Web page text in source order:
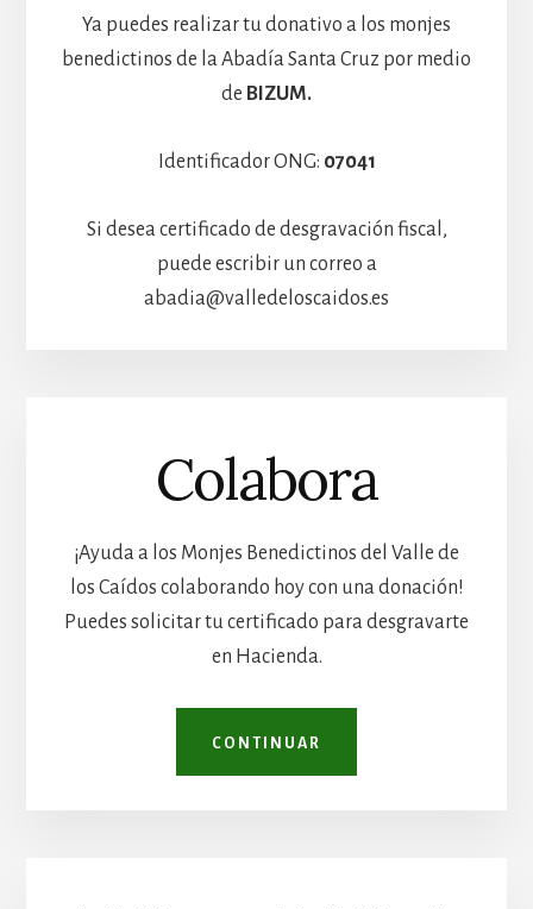
Ya puedes realizar tu donativo a los monjes
benedictinos de la Abadía Santa Cruz por medio
de BIZUM.
Identificador ONG: 07041
Si desea certificado de desgravación fiscal,
puede escribir un correo a
abadia@valledeloscaidos.es
Colabora
¡Ayuda a los Monjes Benedictinos del Valle de
los Caídos colaborando hoy con una donación!
Puedes solicitar tu certificado para desgravarte
en Hacienda.
CONTINUAR